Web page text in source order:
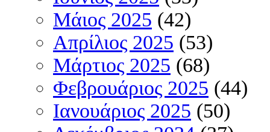
Μάιος 2025 (42)
Απρίλιος 2025 (53)
Μάρτιος 2025 (68)
Φεβρουάριος 2025 (44)
Ιανουάριος 2025 (50)